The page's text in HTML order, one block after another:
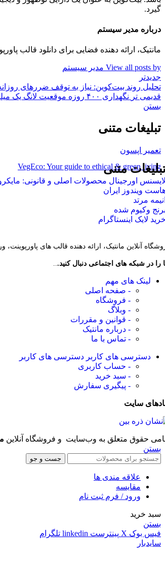
گیرد.
درباره مدیر سیستم
مانتیک، ارائه دهنده فضایی برای دانلود قالب
View all posts by مدیر سیستم
جدیدتر
تحلیل روند بیت‌کوین: نیاز به توقف ضررهای
قدیمی تر نگهداری ۴۰۰ روزه موقعیت لانگ یک میلیون دلاری در قراردادهای آتی EUR/USD در بازار فارکس
بستن
تبلیغات متنی
تعمیر اپسون
VegEco: Your guide to ethical & green living
متنی
اورجینال محصولات اصلی و قانونی:
ویندوز ایران
مرتد
وکیوم شده
لایک اینستاگرام
آنلاین مانتیک، ارائه دهنده قالب های
را در شبکه های اجتماعی دنبال کنید...
لینک های مهم
- صفحه اصلی
- فروشگاه
- وبلاگ
- قوانین و مقررات
- درباره مانتیک
- تماس با ما
دسترسی های کاربر دسترسی های کاربر
- حساب کاربری
- سبد خرید
- پیگیری سفارش
سایت
حقوق متعلق به وب‌سایت و فروشگاه‌ آنلاین
بستن
جست و جو
علاقه مندی ها
مقایسه
ورود / فرم ثبت نام
سبد خرید
بستن
فیس بوک X پینترست linkedin تلگرام
سایدبار